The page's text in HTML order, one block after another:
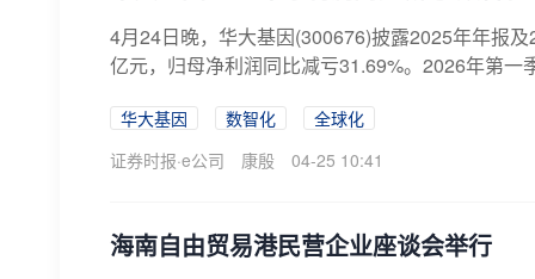
4月24日晚，华大基因(300676)披露2025年年报
亿元，归母净利润同比减亏31.69%。2026年第一
华大基因 数智化
全球化
证券时报·e公司
康殷 04-25 10:41
海南自由贸易港民营企业座谈会举行